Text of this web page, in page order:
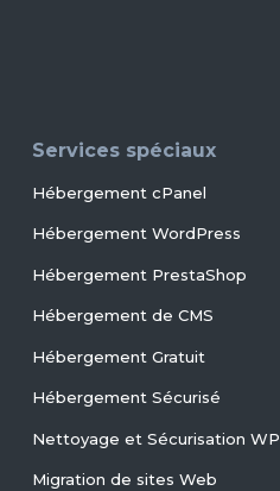
Services spéciaux
Hébergement cPanel
Hébergement WordPress
Hébergement PrestaShop
Hébergement de CMS
Hébergement Gratuit
Hébergement Sécurisé
Nettoyage et Sécurisation WP
Migration de sites Web